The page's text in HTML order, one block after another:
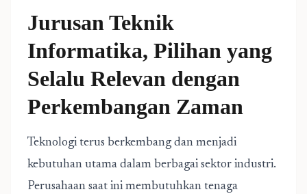
Jurusan Teknik
Informatika, Pilihan yang
Selalu Relevan dengan
Perkembangan Zaman
Teknologi terus berkembang dan menjadi
kebutuhan utama dalam berbagai sektor industri.
Perusahaan saat ini membutuhkan tenaga